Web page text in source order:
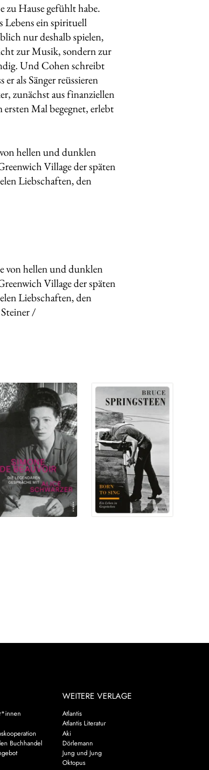
zu Hause gefühlt habe.
Lebens ein spirituell
nur deshalb spielen,
zur Musik, sondern zur
Und Cohen schreibt
als Sänger reüssieren
zunächst aus finanziellen
Mal begegnet, erlebt
hellen und dunklen
Village der späten
Liebschaften, den
von hellen und dunklen
Village der späten
Liebschaften, den
/
Buchhandel
WEITERE VERLAGE
Atlantis
Atlantis Literatur
Aki
Dörlemann
Jung und Jung
Oktopus